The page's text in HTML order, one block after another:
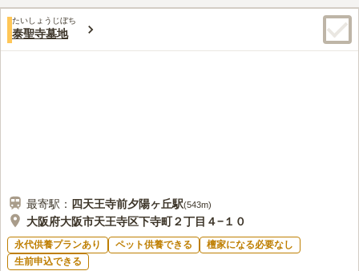
40代女性
お墓近くには、スーパーマーケットのライフがあり、御線香など
忘れても買い物をすることも可能。駐車場場は500円以上お買い上げで90
分無料なので、お墓参りくらいは時間内で戻れる
たいしょうじぼち
泰聖寺墓地
最寄駅： 四天王寺前夕陽ヶ丘駅(543m)
大阪府大阪市天王寺区下寺町２丁目４−１０
永代供養プランあり ペット供養できる
檀家になる必要なし
生前申込できる